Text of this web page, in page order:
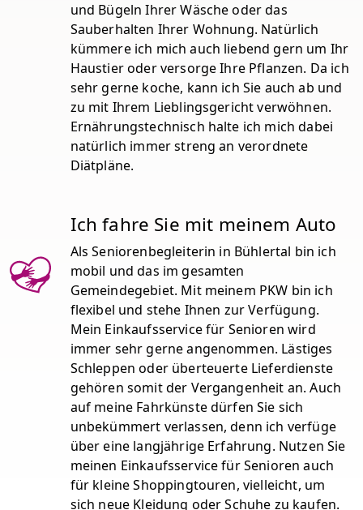
und Bügeln Ihrer Wäsche oder das
Sauberhalten Ihrer Wohnung. Natürlich
kümmere ich mich auch liebend gern um Ihr
Haustier oder versorge Ihre Pflanzen. Da ich
sehr gerne koche, kann ich Sie auch ab und
zu mit Ihrem Lieblingsgericht verwöhnen.
Ernährungstechnisch halte ich mich dabei
natürlich immer streng an verordnete
Diätpläne.
Ich fahre Sie mit meinem Auto
Als Seniorenbegleiterin in Bühlertal bin ich
mobil und das im gesamten
Gemeindegebiet. Mit meinem PKW bin ich
flexibel und stehe Ihnen zur Verfügung.
Mein Einkaufsservice für Senioren wird
immer sehr gerne angenommen. Lästiges
Schleppen oder überteuerte Lieferdienste
gehören somit der Vergangenheit an. Auch
auf meine Fahrkünste dürfen Sie sich
unbekümmert verlassen, denn ich verfüge
über eine langjährige Erfahrung. Nutzen Sie
meinen Einkaufsservice für Senioren auch
für kleine Shoppingtouren, vielleicht, um
sich neue Kleidung oder Schuhe zu kaufen.